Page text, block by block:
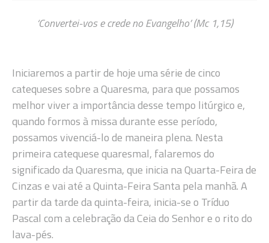
‘Convertei-vos e crede no Evangelho’ (Mc 1,15)
Iniciaremos a partir de hoje uma série de cinco
catequeses sobre a Quaresma, para que possamos
melhor viver a importância desse tempo litúrgico e,
quando formos à missa durante esse período,
possamos vivenciá-lo de maneira plena. Nesta
primeira catequese quaresmal, falaremos do
significado da Quaresma, que inicia na Quarta-Feira de
Cinzas e vai até a Quinta-Feira Santa pela manhã. A
partir da tarde da quinta-feira, inicia-se o Tríduo
Pascal com a celebração da Ceia do Senhor e o rito do
lava-pés.